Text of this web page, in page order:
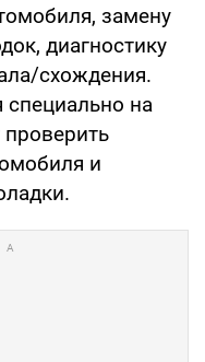
замену
диагностику
схождения.
на
и